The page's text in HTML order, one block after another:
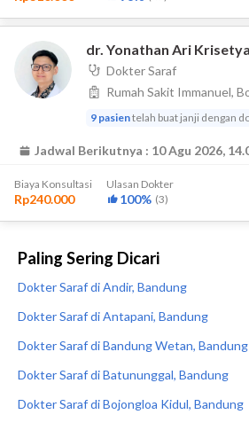
Paling Sering Dicari
Dokter Saraf di Andir, Bandung
Dokter Saraf di Antapani, Bandung
Dokter Saraf di Bandung Wetan, Bandung
Dokter Saraf di Batununggal, Bandung
Dokter Saraf di Bojongloa Kidul, Bandung